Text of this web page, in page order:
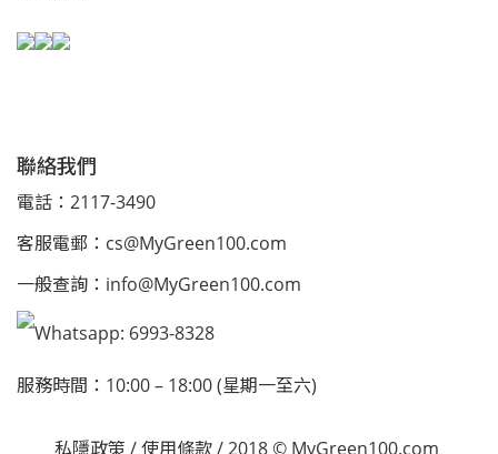
聯絡我們
電話：2117-3490
客服電郵： cs@MyGreen100.com
一般查詢： info@MyGreen100.com
Whatsapp: 6993-8328
服務時間：10:00 – 18:00 (星期一至六)
私隱政策 /使用條款/ 2018 © MyGreen100.com